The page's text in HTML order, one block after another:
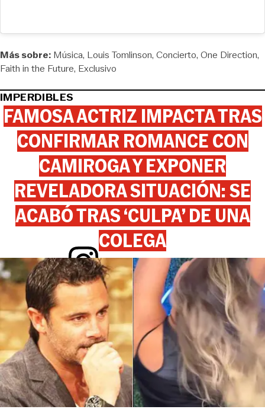
View this post on Instagram
Más sobre: Música Louis Tomlinson Concierto One Direction
Faith in the Future Exclusivo
IMPERDIBLES
FAMOSA ACTRIZ IMPACTA TRAS
CONFIRMAR ROMANCE CON
CAMIROGA Y EXPONER
REVELADORA SITUACIÓN: SE
ACABÓ TRAS ‘CULPA’ DE UNA
COLEGA